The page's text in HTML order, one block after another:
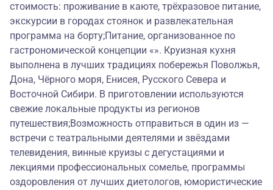
стоимость: проживание в каюте, трёхразовое питание,
экскурсии в городах стоянок и развлекательная
программа на борту;Питание, организованное по
гастрономической концепции «». Круизная кухня
выполнена в лучших традициях побережья Поволжья,
Дона, Чёрного моря, Енисея, Русского Севера и
Восточной Сибири. В приготовлении используются
свежие локальные продукты из регионов
путешествия;Возможность отправиться в один из —
встречи с театральными деятелями и звёздами
телевидения, винные круизы с дегустациями и
лекциями профессиональных сомелье, программы
оздоровления от лучших диетологов, юмористические